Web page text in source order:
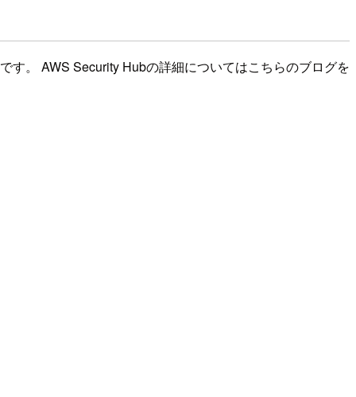
す。 AWS Security Hubの詳細についてはこちらのブログを